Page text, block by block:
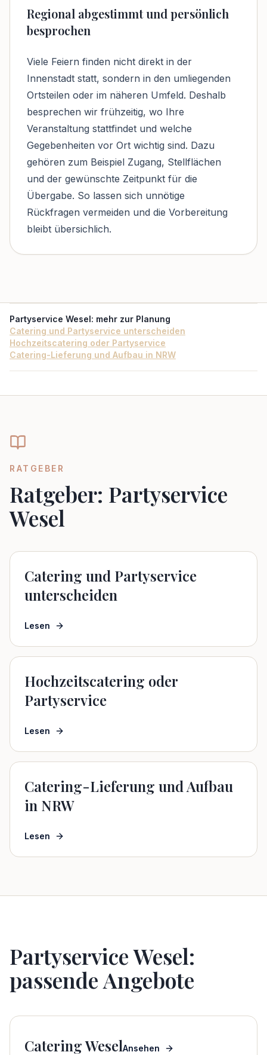
Regional abgestimmt und persönlich
besprochen
Viele Feiern finden nicht direkt in der
Innenstadt statt, sondern in den umliegenden
Ortsteilen oder im näheren Umfeld. Deshalb
besprechen wir frühzeitig, wo Ihre
Veranstaltung stattfindet und welche
Gegebenheiten vor Ort wichtig sind. Dazu
gehören zum Beispiel Zugang, Stellflächen
und der gewünschte Zeitpunkt für die
Übergabe. So lassen sich unnötige
Rückfragen vermeiden und die Vorbereitung
bleibt übersichlich.
Partyservice Wesel: mehr zur Planung
Catering und Partyservice unterscheiden
Hochzeitscatering oder Partyservice
Catering-Lieferung und Aufbau in NRW
RATGEBER
Ratgeber: Partyservice
Wesel
Catering und Partyservice
unterscheiden
Lesen
Hochzeitscatering oder
Partyservice
Lesen
Catering-Lieferung und Aufbau
in NRW
Lesen
Partyservice Wesel:
passende Angebote
Catering WeselAnsehen